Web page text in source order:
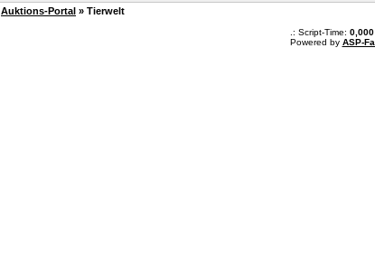
Auktions-Portal » Tierwelt
.: Script-Time: 0,000
Powered by ASP-